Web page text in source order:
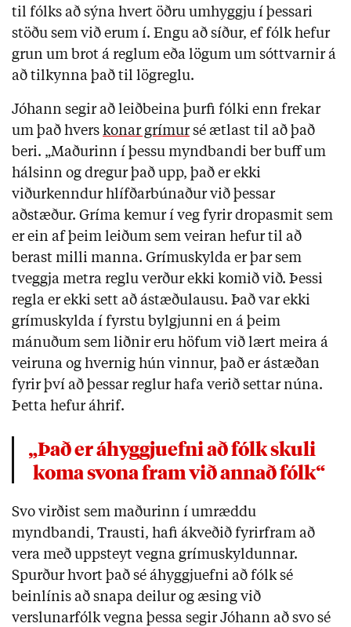
til fólks að sýna hvert öðru umhyggju í þessari
stöðu sem við erum í. Engu að síður, ef fólk hefur
grun um brot á reglum eða lögum um sóttvarnir á
að tilkynna það til lögreglu.
Jóhann segir að leiðbeina þurfi fólki enn frekar
um það hvers konar grímursé ætlast til að það
beri. „Maðurinn í þessu myndbandi ber buff um
hálsinn og dregur það upp, það er ekki
viðurkenndur hlífðarbúnaður við þessar
aðstæður. Gríma kemur í veg fyrir dropasmit sem
er ein af þeim leiðum sem veiran hefur til að
berast milli manna. Grímuskylda er þar sem
tveggja metra reglu verður ekki komið við. Þessi
regla er ekki sett að ástæðulausu. Það var ekki
grímuskylda í fyrstu bylgjunni en á þeim
mánuðum sem liðnir eru höfum við lært meira á
veiruna og hvernig hún vinnur, það er ástæðan
fyrir því að þessar reglur hafa verið settar núna.
Þetta hefur áhrif.
„Það er áhyggjuefni að fólk skuli
koma svona fram við annað fólk“
Svo virðist sem maðurinn í umræddu
myndbandi, Trausti, hafi ákveðið fyrirfram að
vera með uppsteyt vegna grímuskyldunnar.
Spurður hvort það sé áhyggjuefni að fólk sé
beinlínis að snapa deilur og æsing við
verslunarfólk vegna þessa segir Jóhann að svo sé